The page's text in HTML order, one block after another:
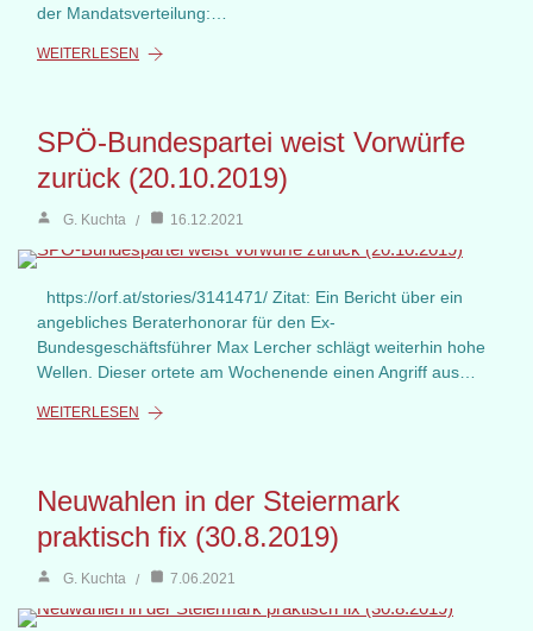
der Mandatsverteilung:…
WEITERLESEN
SPÖ-Bundespartei weist Vorwürfe
zurück (20.10.2019)
G. Kuchta 16.12.2021
https://orf.at/stories/3141471/ Zitat: Ein Bericht über ein
angebliches Beraterhonorar für den Ex-
Bundesgeschäftsführer Max Lercher schlägt weiterhin hohe
Wellen. Dieser ortete am Wochenende einen Angriff aus…
WEITERLESEN
Neuwahlen in der Steiermark
praktisch fix (30.8.2019)
G. Kuchta 7.06.2021